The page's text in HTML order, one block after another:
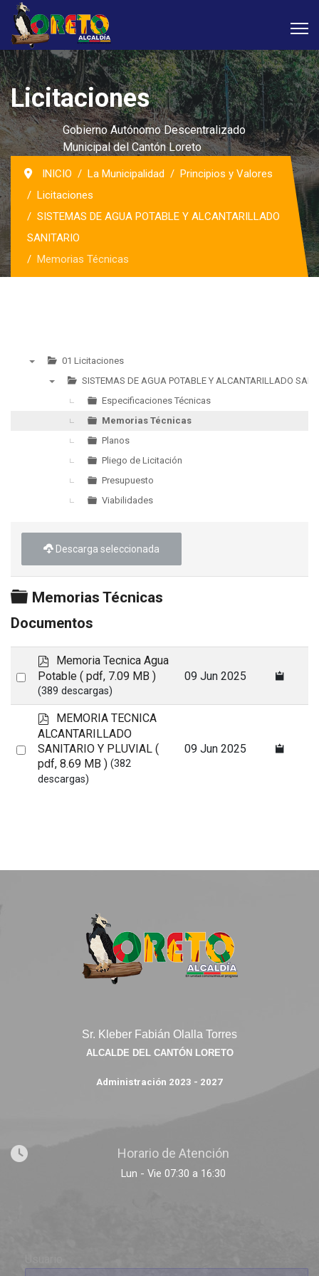
Licitaciones
Gobierno Autónomo Descentralizado
Municipal del Cantón Loreto
INICIO La Municipalidad
Principios y Valores
Licitaciones
SISTEMAS DE AGUA POTABLE Y ALCANTARILLADO
SANITARIO
Memorias Técnicas
01 Licitaciones
SISTEMAS DE AGUA POTABLE Y ALCANTARILLADO
Especificaciones Técnicas
Memorias Técnicas
Planos
Pliego de Licitación
Presupuesto
Viabilidades
Descarga seleccionada
Carpeta
Memorias Técnicas
Documentos
Select
p
d
f
Memoria Tecnica Agua
Potable ( pdf, 7.09 MB )
(389 descargas)
09 Jun 2025
Select
p
d
f
MEMORIA TECNICA
ALCANTARILLADO
SANITARIO Y PLUVIAL (
pdf, 8.69 MB ) (382
descargas)
09 Jun 2025
Sr. Kleber Fabián Olalla Torres
ALCALDE DEL CANTÓN LORETO
Administración 2023 - 2027
Horario de Atención
Lun - Vie 07:30 a 16:30